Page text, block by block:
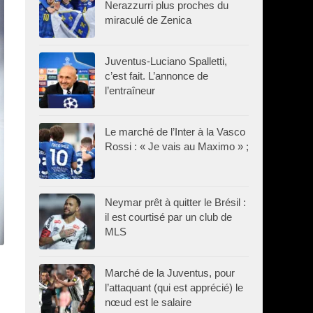
Nerazzurri plus proches du
miraculé de Zenica
Juventus-Luciano Spalletti,
c’est fait. L’annonce de
l’entraîneur
Le marché de l’Inter à la Vasco
Rossi : « Je vais au Maximo » ;
Neymar prêt à quitter le Brésil :
il est courtisé par un club de
MLS
Marché de la Juventus, pour
l’attaquant (qui est apprécié) le
nœud est le salaire